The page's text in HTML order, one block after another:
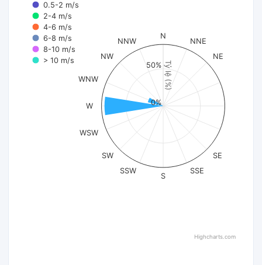
Tỷ lệ (%)
0.5-2 m/s
2-4 m/s
4-6 m/s
6-8 m/s
8-10 m/s
> 10 m/s
N
NNE
NE
SE
SSE
S
SSW
SW
WSW
W
WNW
NW
NNW
0%
50%
Highcharts.com